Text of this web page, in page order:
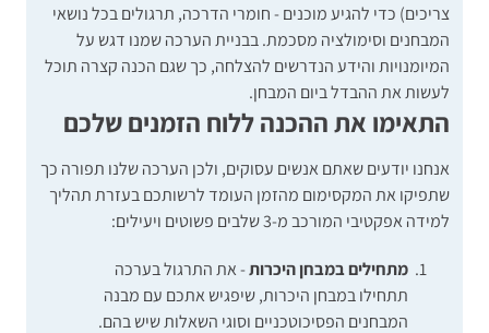
צריכים) כדי להגיע מוכנים - חומרי הדרכה, תרגולים בכל נושאי
המבחנים וסימולציה מסכמת. בבניית הערכה שמנו דגש על
המיומנויות והידע הנדרשים להצלחה, כך שגם הכנה קצרה תוכל
לעשות את ההבדל ביום המבחן.
התאימו את ההכנה ללוח הזמנים שלכם
אנחנו יודעים שאתם אנשים עסוקים, ולכן הערכה שלנו תפורה כך
שתפיקו את המקסימום מהזמן העומד לרשותכם בעזרת תהליך
למידה אפקטיבי המורכב מ-3 שלבים פשוטים ויעילים:
מתחילים במבחן היכרות- את התרגול בערכה
תתחילו במבחן היכרות, שיפגיש אתכם עם מבנה
המבחנים הפסיכוטכניים וסוגי השאלות שיש בהם.